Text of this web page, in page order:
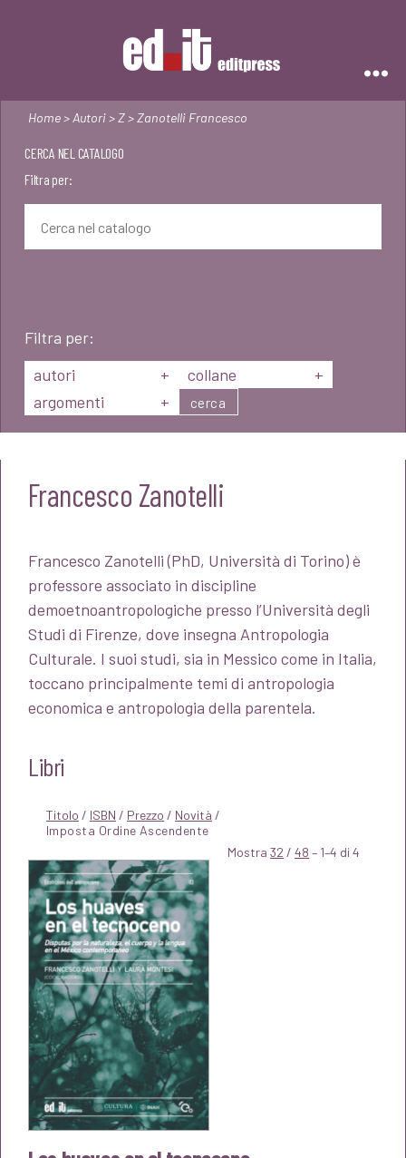
Home> Autori> Z> Zanotelli Francesco
CERCA NEL CATALOGO
Filtra per:
Filtra per:
autori
+ collane
+
argomenti
+ cerca
Francesco Zanotelli
Francesco Zanotelli (PhD, Università di Torino) è
professore associato in discipline
demoetnoantropologiche presso l’Università degli
Studi di Firenze, dove insegna Antropologia
Culturale. I suoi studi, sia in Messico come in Italia,
toccano principalmente temi di antropologia
economica e antropologia della parentela.
Libri
Titolo / ISBN / Prezzo / Novità /
Mostra 32 / 48 – 1–4 di 4